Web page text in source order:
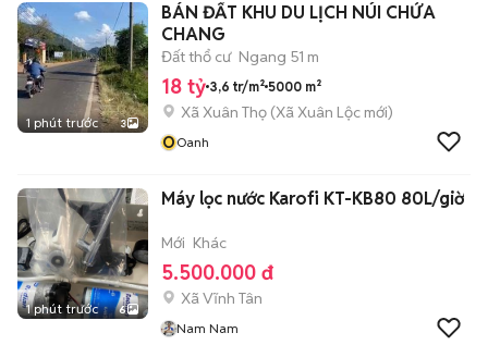
1 phút trước 3
BÁN ĐẤT KHU DU LỊCH NÚI CHỨA
CHANG
Đất thổ cư Ngang 51 m
18 tỷ 3,6 tr/m² 5000 m²
Xã Xuân Thọ (Xã Xuân Lộc mới)
OOanh
1 phút trước 6
Máy lọc nước Karofi KT-KB80 80L/giờ
Mới Khác
5.500.000 đ
Xã Vĩnh Tân
Nam Nam